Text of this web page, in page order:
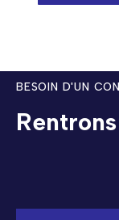
BESOIN D'UN